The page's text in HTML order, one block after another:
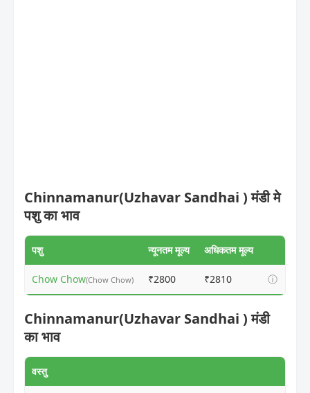
Chinnamanur(Uzhavar Sandhai ) मंडी मे
पशु का भाव
पशु न्यूनतम मूल्य अधिकतम मूल्य
Chow Chow(Chow Chow) ₹2800 ₹2810 ⓘ
Chinnamanur(Uzhavar Sandhai ) मंडी
का भाव
वस्तु